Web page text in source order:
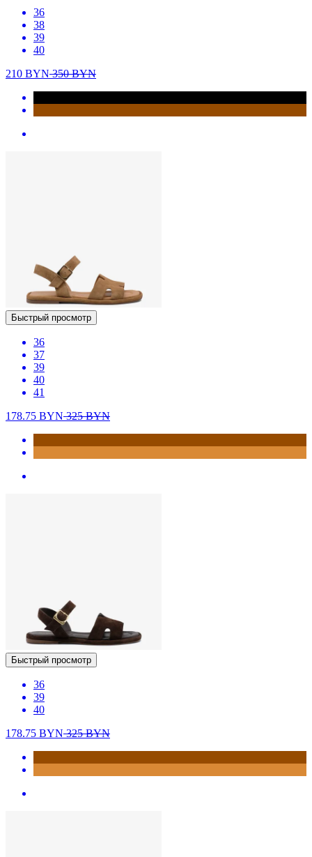
36
38
39
40
210 BYN350BYN
Быстрый просмотр
36
37
39
40
41
178.75 BYN325BYN
Быстрый просмотр
36
39
40
178.75 BYN325BYN